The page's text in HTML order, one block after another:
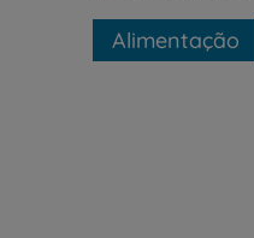
Alimentação